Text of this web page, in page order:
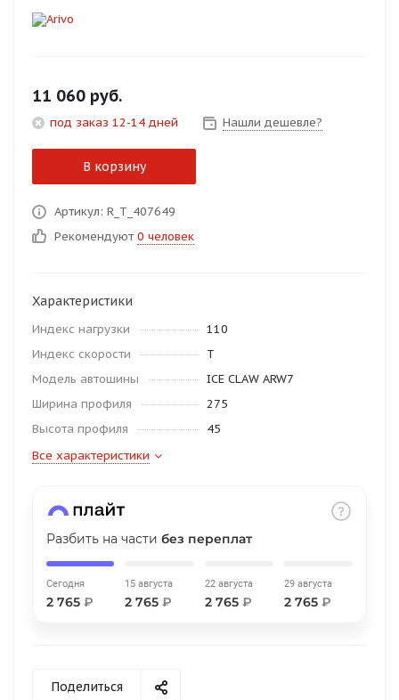
11 060 руб.
под заказ 12-14 дней Нашли дешевле?
В корзину
Артикул: R_T_407649
Рекомендуют 0 человек
Характеристики
Индекс нагрузки
110
Индекс скорости
T
Модель автошины
ICE CLAW ARW7
Ширина профиля
275
Высота профиля
45
Все характеристики
Разбить на части без переплат
Сегодня
2 765 ₽
15 августа
2 765₽
22 августа
2 765 ₽
29 августа
2 765 ₽
Поделиться
Оставшиеся 75
% будут
списыватьсяс вашей карты
25%каждые 2 недели
Остались вопросы?
8 800 302-02-51